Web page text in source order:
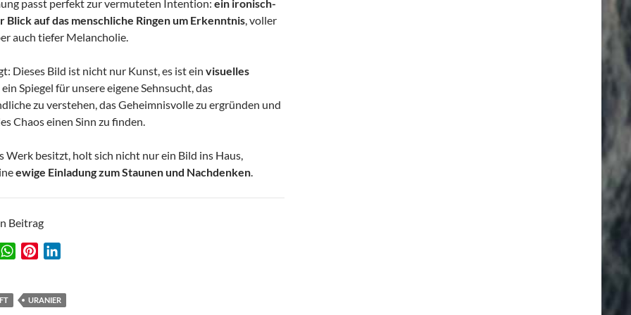
passt perfekt zur vermuteten Intention: ein ironisch-
Blick auf das menschliche Ringen um Erkenntnis, voller
auch tiefer Melancholie.
Dieses Bild ist nicht nur Kunst, es ist ein visuelles
ein Spiegel für unsere eigene Sehnsucht, das
zu verstehen, das Geheimnisvolle zu ergründen und
Chaos einen Sinn zu finden.
Werk besitzt, holt sich nicht nur ein Bild ins Haus,
ewige Einladung zum Staunen und Nachdenken.
Beitrag
W
t
t
k
URANIER